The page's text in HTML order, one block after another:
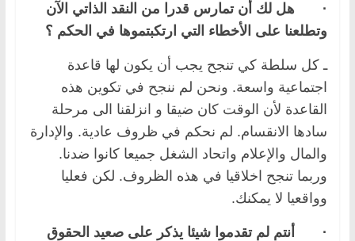
· هل لك أن تمارس قدرا من النقد الذاتي الآن
وتطلعنا على الأخطاء التي ارتكبتموها في الحكم ؟
ـ كل سلطة كي تنجح يجب أن يكون لها قاعدة
اجتماعية واسعة. ونحن لم ننجح في تكوين هذه
القاعدة لأن الوقت كان ضيقا و انزلقنا الى مرحلة
سادها الانقسام. لم نحكم في ظروف عادية. والإدارة
والمال والإعلام واتحاد الشغل جميعا كانوا ضدنا.
وربما تنجح اخلاقيا في هذه الظروف. لكن فعليا
وواقعيا لا يمكنك.
·
أنتم لم تقدموا شيئا يذكر على صعيد الحقوق